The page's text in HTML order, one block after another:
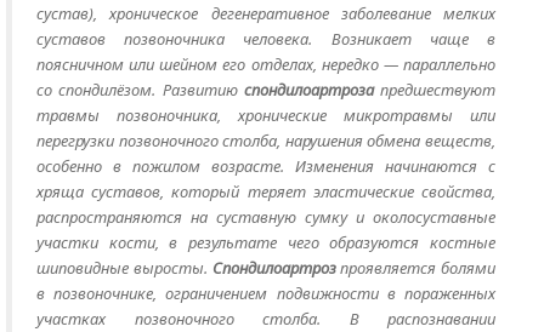
сустав), хроническое дегенеративное заболевание мелких
суставов позвоночника человека. Возникает чаще в
поясничном или шейном его отделах, нередко — параллельно
со спондилёзом. Развитию спондилоартрозапредшествуют
травмы позвоночника, хронические микротравмы или
перегрузки позвоночного столба, нарушения обмена веществ,
особенно в пожилом возрасте. Изменения начинаются с
хряща суставов, который теряет эластические свойства,
распространяются на суставную сумку и околосуставные
участки кости, в результате чего образуются костные
шиповидные выросты. Спондилоартрозпроявляется болями
в позвоночнике, ограничением подвижности в пораженных
участках позвоночного столба. В распознавании